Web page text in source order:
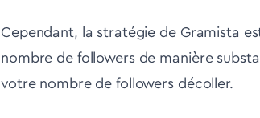
Cependant, la stratégie de Gramista
nombre de followers de manière
votre nombre de followers décoller.